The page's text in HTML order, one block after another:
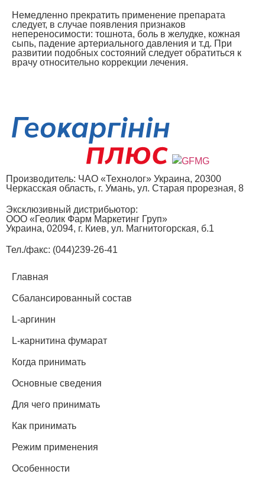
Немедленно прекратить применение препарата
следует, в случае появления признаков
непереносимости: тошнота, боль в желудке, кожная
сыпь, падение артериального давления и т.д. При
развитии подобных состояний следует обратиться к
врачу относительно коррекции лечения.
Производитель: ЧАО «Технолог» Украина, 20300
Черкасская область, г. Умань, ул. Старая прорезная, 8
Эксклюзивный дистрибьютор:
ООО «Геолик Фарм Маркетинг Груп»
Украина, 02094, г. Киев, ул. Магнитогорская, б.1
Тел./факс: (044)239-26-41
Главная
Сбалансированный состав
L-аргинин
L-карнитина фумарат
Когда принимать
Основные сведения
Для чего принимать
Как принимать
Режим применения
Особенности